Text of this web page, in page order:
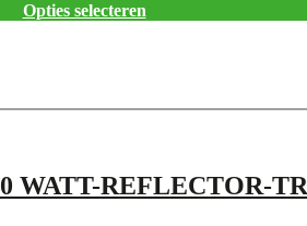
Opties selecteren
WATT-REFLECTOR-